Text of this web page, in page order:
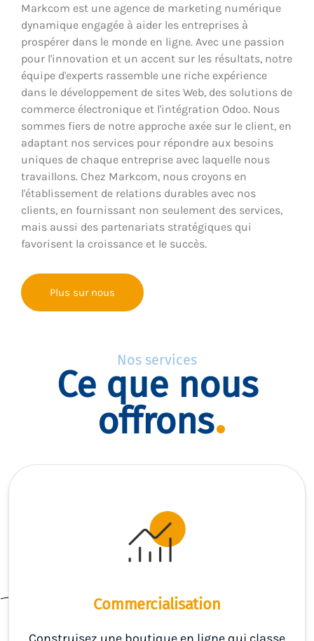
Markcom est une agence de marketing numérique
dynamique engagée à aider les entreprises à
prospérer dans le monde en ligne. Avec une passion
pour l'innovation et un accent sur les résultats, notre
équipe d'experts rassemble une riche expérience
dans le développement de sites Web, des solutions de
commerce électronique et l'intégration Odoo. Nous
sommes fiers de notre approche axée sur le client, en
adaptant nos services pour répondre aux besoins
uniques de chaque entreprise avec laquelle nous
travaillons. Chez Markcom, nous croyons en
l'établissement de relations durables avec nos
clients, en fournissant non seulement des services,
mais aussi des partenariats stratégiques qui
favorisent la croissance et le succès.
Plus sur nous
Nos services
Ce que nous
offrons
Commercialisation
Construisez une boutique en ligne qui classe